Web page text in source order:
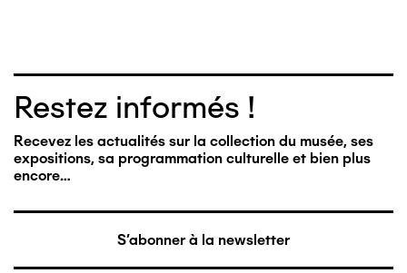
Restez informés !
Recevez les actualités sur la collection du musée, ses
expositions, sa programmation culturelle et bien plus
encore…
S'abonner à la newsletter